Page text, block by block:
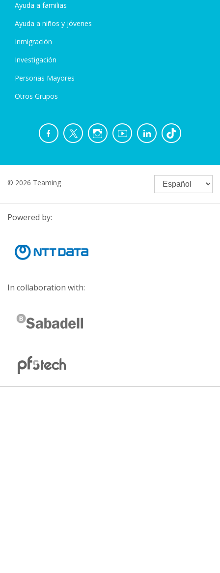
Ayuda a familias
Ayuda a niños y jóvenes
Inmigración
Investigación
Personas Mayores
Otros Grupos
© 2026 Teaming
Powered by:
In collaboration with: